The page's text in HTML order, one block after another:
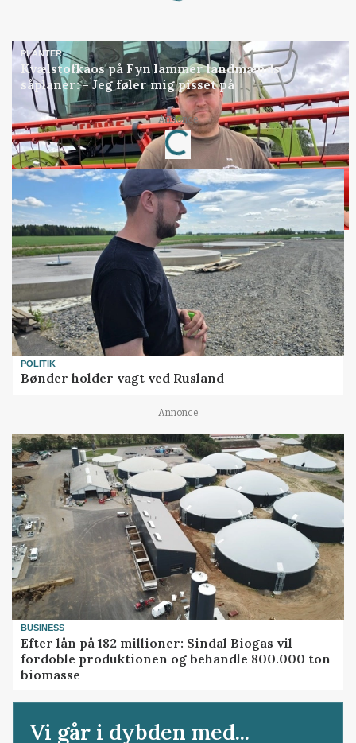
PLANTER
Kvælstofkaos på Fyn lammer landmænds
såplaner: - Jeg føler mig pisset på
Annonce
Loading...
POLITIK
Bønder holder vagt ved Rusland
Annonce
BUSINESS
Efter lån på 182 millioner: Sindal Biogas vil
fordoble produktionen og behandle 800.000 ton
biomasse
Vi går i dybden med...